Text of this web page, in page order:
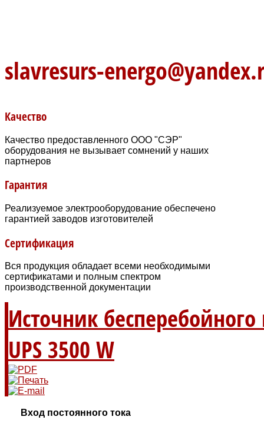
slavresurs-
Качество
Качество предоставленного ООО "СЭР"
оборудования не вызывает сомнений у наших
партнеров
Гарантия
Реализуемое электрооборудование обеспечено
гарантией заводов изготовителей
Сертификация
Вся продукция обладает всеми необходимыми
сертификатами и полным спектром
производственной документации
Источник
UPS 3500 W
Вход постоянного тока